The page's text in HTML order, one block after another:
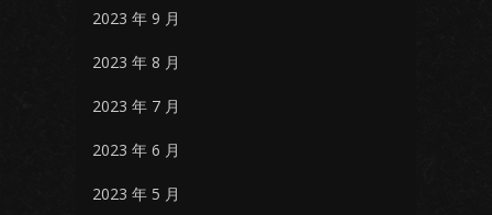
2023 年 9 月
2023 年 8 月
2023 年 7 月
2023 年 6 月
2023 年 5 月